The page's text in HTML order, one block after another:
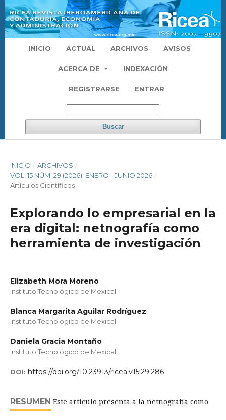
INICIO ACTUAL ARCHIVOS AVISOS
ACERCA DE INDEXACIÓN
REGISTRARSE ENTRAR
Buscar
INICIO / ARCHIVOS /
VOL. 15 NÚM. 29 (2026): ENERO - JUNIO 2026 /
Artículos Científicos
Explorando lo empresarial en la
era digital: netnografía como
herramienta de investigación
Elizabeth Mora Moreno
Instituto Tecnológico de Mexicali
Blanca Margarita Aguilar Rodríguez
Instituto Tecnológico de Mexicali
Daniela Gracia Montaño
Instituto Tecnológico de Mexicali
DOI: https://doi.org/10.23913/ricea.v15i29.286
RESUMEN Este artículo presenta a la netnografía como